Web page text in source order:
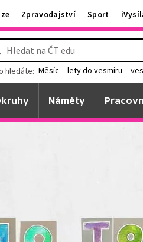
Zpravodajství Sport
hledáte: Měsíc lety do vesmíru
Náměty